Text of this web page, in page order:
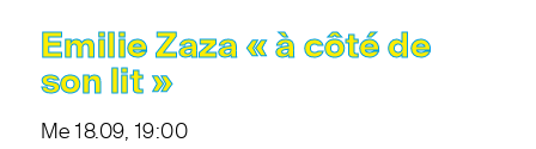
Emilie Zaza « à côté de
son lit »
Me 18.09, 19:00